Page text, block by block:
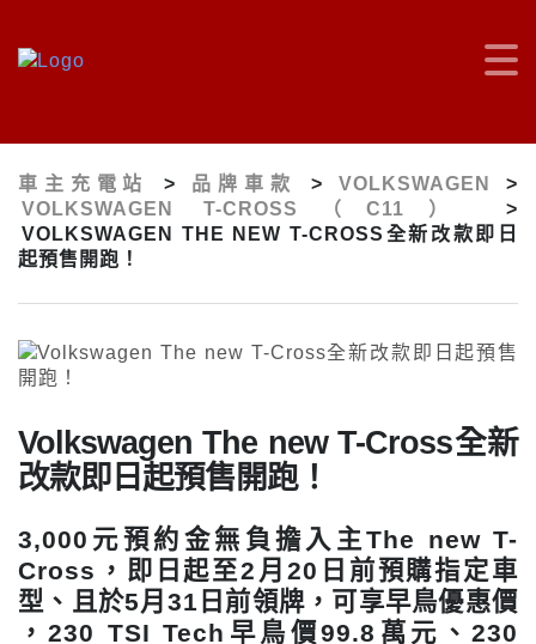
車主充電站 > 品牌車款 > VOLKSWAGEN
>
VOLKSWAGEN T-CROSS（C11）
>
VOLKSWAGEN THE NEW T-CROSS全新改款即日
起預售開跑！
Volkswagen The new T-Cross全新
改款即日起預售開跑！
3,000元預約金無負擔入主The new T-
Cross，即日起至2月20日前預購指定車
型、且於5月31日前領牌，可享早鳥優惠價
，230 TSI Tech早鳥價99.8萬元、230